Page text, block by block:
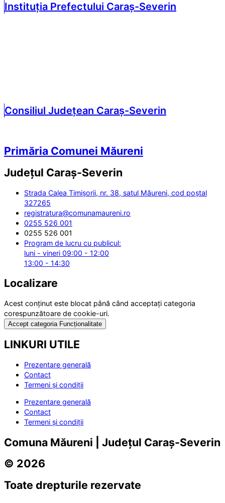
Instituția Prefectului Caraș-Severin
Consiliul Județean Caraș-Severin
Primăria Comunei Măureni
Județul Caraș-Severin
Strada Calea Timișorii, nr. 38, satul Măureni, cod poștal
327265
registratura@comunamaureni.ro
0255 526 001
0255 526 001
Program de lucru cu publicul:
luni - vineri 09:00 - 12:00
13:00 - 14:30
Localizare
Acest conținut este blocat până când acceptați categoria
corespunzătoare de cookie-uri.
Accept categoria Funcționalitate
LINKURI UTILE
Prezentare generală
Contact
Termeni și condiții
Prezentare generală
Contact
Termeni și condiții
Comuna Măureni | Județul Caraș-Severin
© 2026
Toate drepturile rezervate